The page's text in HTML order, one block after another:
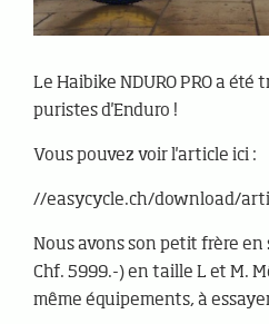
Le Haibike NDURO PRO a été
puristes d'Enduro !
Vous pouvez voir l'article ici :
//easycycle.ch/download/
Nous avons son petit frère en
Chf. 5999.-) en taille L et M.
même équipements, à